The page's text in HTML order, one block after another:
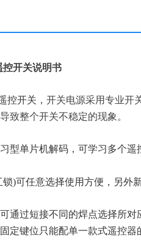
控开关说明书
控开关 ， 开关电源采用专业开
致整个开关不稳定的现象。
型单片机解码，可学习多个遥
锁)可任意选择使用方便， 另外
可通过短接不同 的焊点选择所对
定键位只能配单一款式遥控器